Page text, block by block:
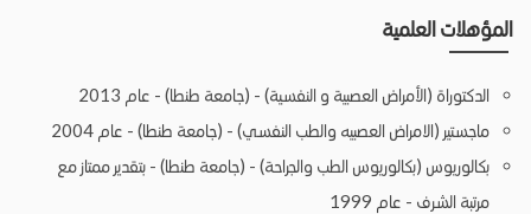
المؤهلات العلمية
الدكتوراة (الأمراض العصبية و النفسية) - (جامعة طنطا) - عام 2013
ماجستير (الامراض العصبيه والطب النفسي) - (جامعة طنطا) - عام 2004
بكالوريوس (بكالوريوس الطب والجراحة) - (جامعة طنطا) - بتقدير ممتاز مع
مرتبة الشرف - عام 1999